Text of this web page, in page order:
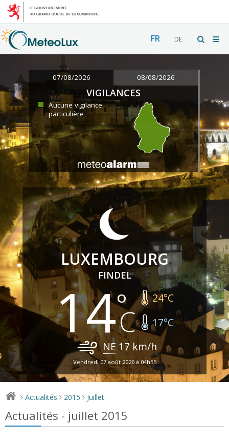
FR DE
07/08/2026 08/08/2026
VIGILANCES
Aucune vigilance
particulière
LUXEMBOURG
FINDEL
14 24°C
17°C
NE 17 km/h
Vendredi 07 août 2026 à 04h55
> Actualités > 2015 > Juillet
Actualités - juillet 2015